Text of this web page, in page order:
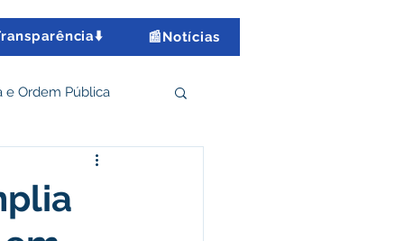
📰Notícias
e Ordem Pública
e Turismo
Encontro Nacional